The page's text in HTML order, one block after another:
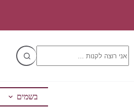
results
בשמים